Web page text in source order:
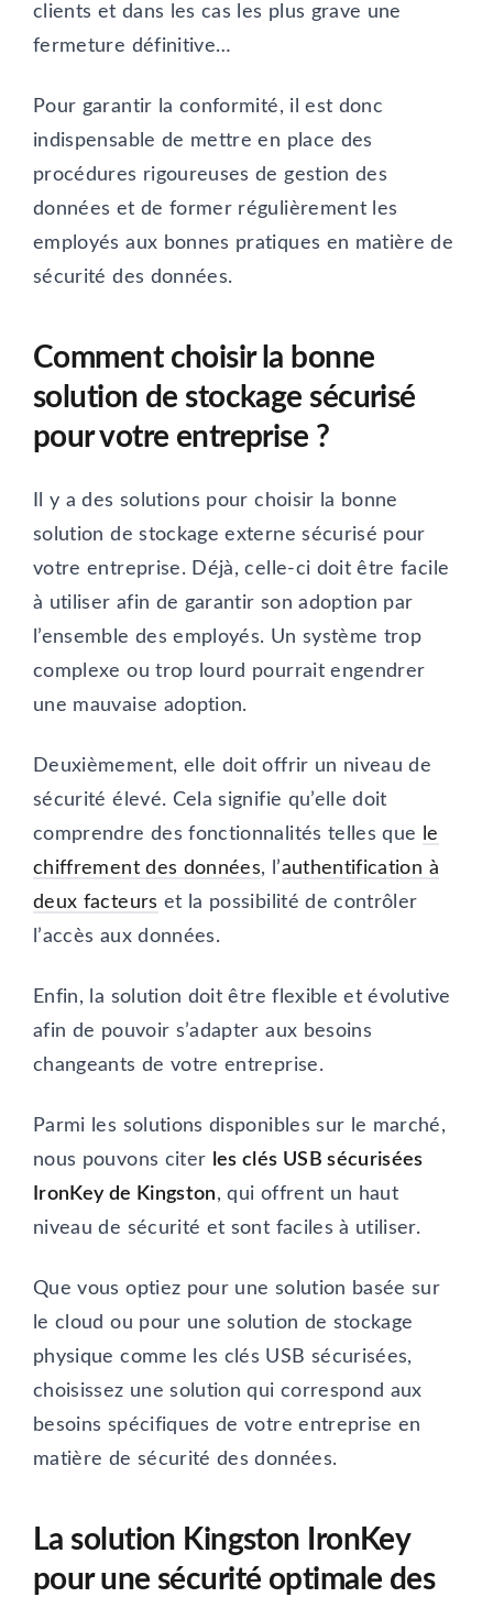
clients et dans les cas les plus grave une
fermeture définitive…
Pour garantir la conformité, il est donc
indispensable de mettre en place des
procédures rigoureuses de gestion des
données et de former régulièrement les
employés aux bonnes pratiques en matière de
sécurité des données.
Comment choisir la bonne
solution de stockage sécurisé
pour votre entreprise ?
Il y a des solutions pour choisir la bonne
solution de stockage externe sécurisé pour
votre entreprise. Déjà, celle-ci doit être facile
à utiliser afin de garantir son adoption par
l’ensemble des employés. Un système trop
complexe ou trop lourd pourrait engendrer
une mauvaise adoption.
Deuxièmement, elle doit offrir un niveau de
sécurité élevé. Cela signifie qu’elle doit
comprendre des fonctionnalités telles que
le
chiffrement des données, l’authentification à
deux facteurs et la possibilité de contrôler
l’accès aux données.
Enfin, la solution doit être flexible et évolutive
afin de pouvoir s’adapter aux besoins
changeants de votre entreprise.
Parmi les solutions disponibles sur le marché,
nous pouvons citer les clés USB sécurisées
IronKey de Kingston, qui offrent un haut
niveau de sécurité et sont faciles à utiliser.
Que vous optiez pour une solution basée sur
le cloud ou pour une solution de stockage
physique comme les clés USB sécurisées,
choisissez une solution qui correspond aux
besoins spécifiques de votre entreprise en
matière de sécurité des données.
La solution Kingston IronKey
pour une sécurité optimale des